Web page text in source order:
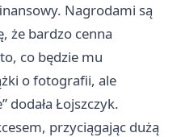
Nagrodami są
że bardzo cenna
co będzie mu
o fotografii, ale
dodała Łojszczyk.
przyciągając dużą